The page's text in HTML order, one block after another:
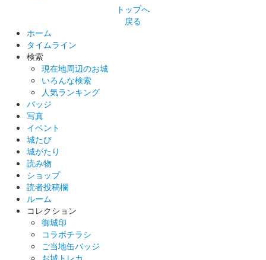
慶長度天守版
江戸城 御城印
布地に刺繍で城名が入っている。お城EXPO2024の至誠堂ブース
で販売された。200枚限定。
江戸城 御城印
販売終了
2024年12月21、22日に開催されたお城EXPO 2024の「出張！御
城印団」のブースにて販売された御城印。
江戸城 御城印
200枚限定。
トップへ
戻る
ホーム
タイムライン
検索
現在地周辺のお城
いろんな検索
人気ランキング
バッジ
写真
イベント
城たび
城がたり
読み物
ショップ
読者投稿欄
ルーム
コレクション
御城印
コラボチラシ
ご当地缶バッジ
お城トレカ